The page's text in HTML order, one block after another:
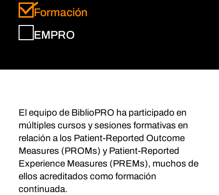
Formación
EMPRO
El equipo de BiblioPRO ha participado en
múltiples cursos y sesiones formativas en
relación a los Patient-Reported Outcome
Measures (PROMs) y Patient-Reported
Experience Measures (PREMs), muchos de
ellos acreditados como formación
continuada.